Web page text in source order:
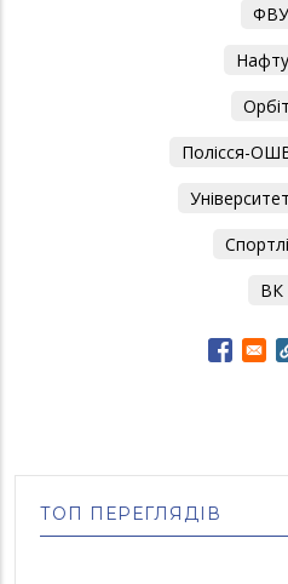
ФВУ
Полісся-
ВК
ТОП ПЕРЕГЛЯДІВ